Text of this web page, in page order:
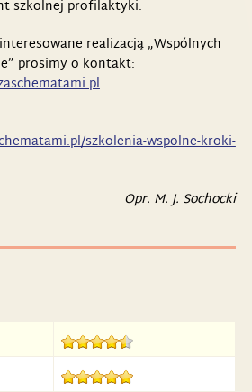
szkolnej profilaktyki.
realizacją „Wspólnych
prosimy o kontakt:
.
szkolenia-wspolne-kroki-
Opr. M. J. Sochocki